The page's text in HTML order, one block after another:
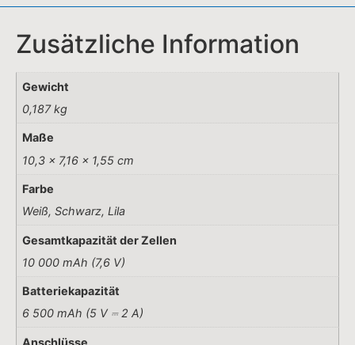
Gesamtkapazität der Zellen
10 000 mAh (7,6 V)
6 500 mAh (5 V ⎓ 2 A)
Anschlüsse
1C, 30 W Max.
Kabelgebener Ladeausgang
30 W
Kabelloser Ladeausgang
Max. 7,5 W
Kabelgebener Ladeeingang
30 W